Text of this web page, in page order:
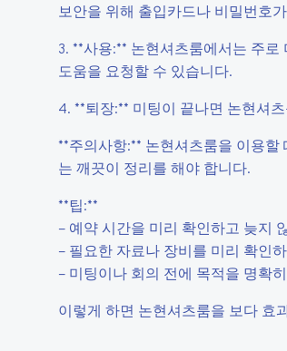
보안을 위해 출입카드나 비밀번호
3. **사용:** 논현셔츠룸에서는 주
도움을 요청할 수 있습니다.
4. **퇴장:** 미팅이 끝나면 논현셔
**주의사항:** 논현셔츠룸을 이용
는 깨끗이 정리를 해야 합니다.
**팁:**
– 예약 시간을 미리 확인하고 늦지
– 필요한 자료나 장비를 미리 확인
– 미팅이나 회의 전에 목적을 명확
이렇게 하면 논현셔츠룸을 보다 효